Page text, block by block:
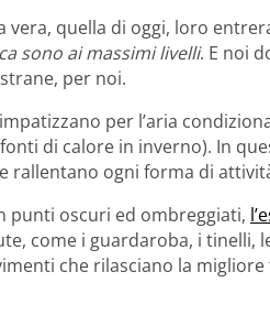
vera, quella di oggi, loro
sono ai massimi livelli. E noi
per noi.
per l’aria
di calore in inverno). In
ogni forma di
punti oscuri ed ombreggiati,
come i guardaroba, i
che rilasciano la